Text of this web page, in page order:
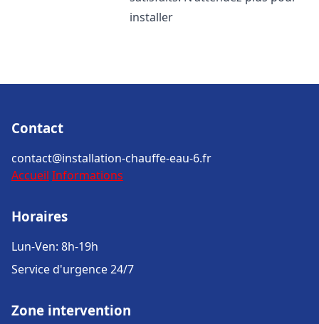
installer
Contact
contact@installation-chauffe-eau-6.fr
Accueil Informations
Horaires
Lun-Ven: 8h-19h
Service d'urgence 24/7
Zone intervention